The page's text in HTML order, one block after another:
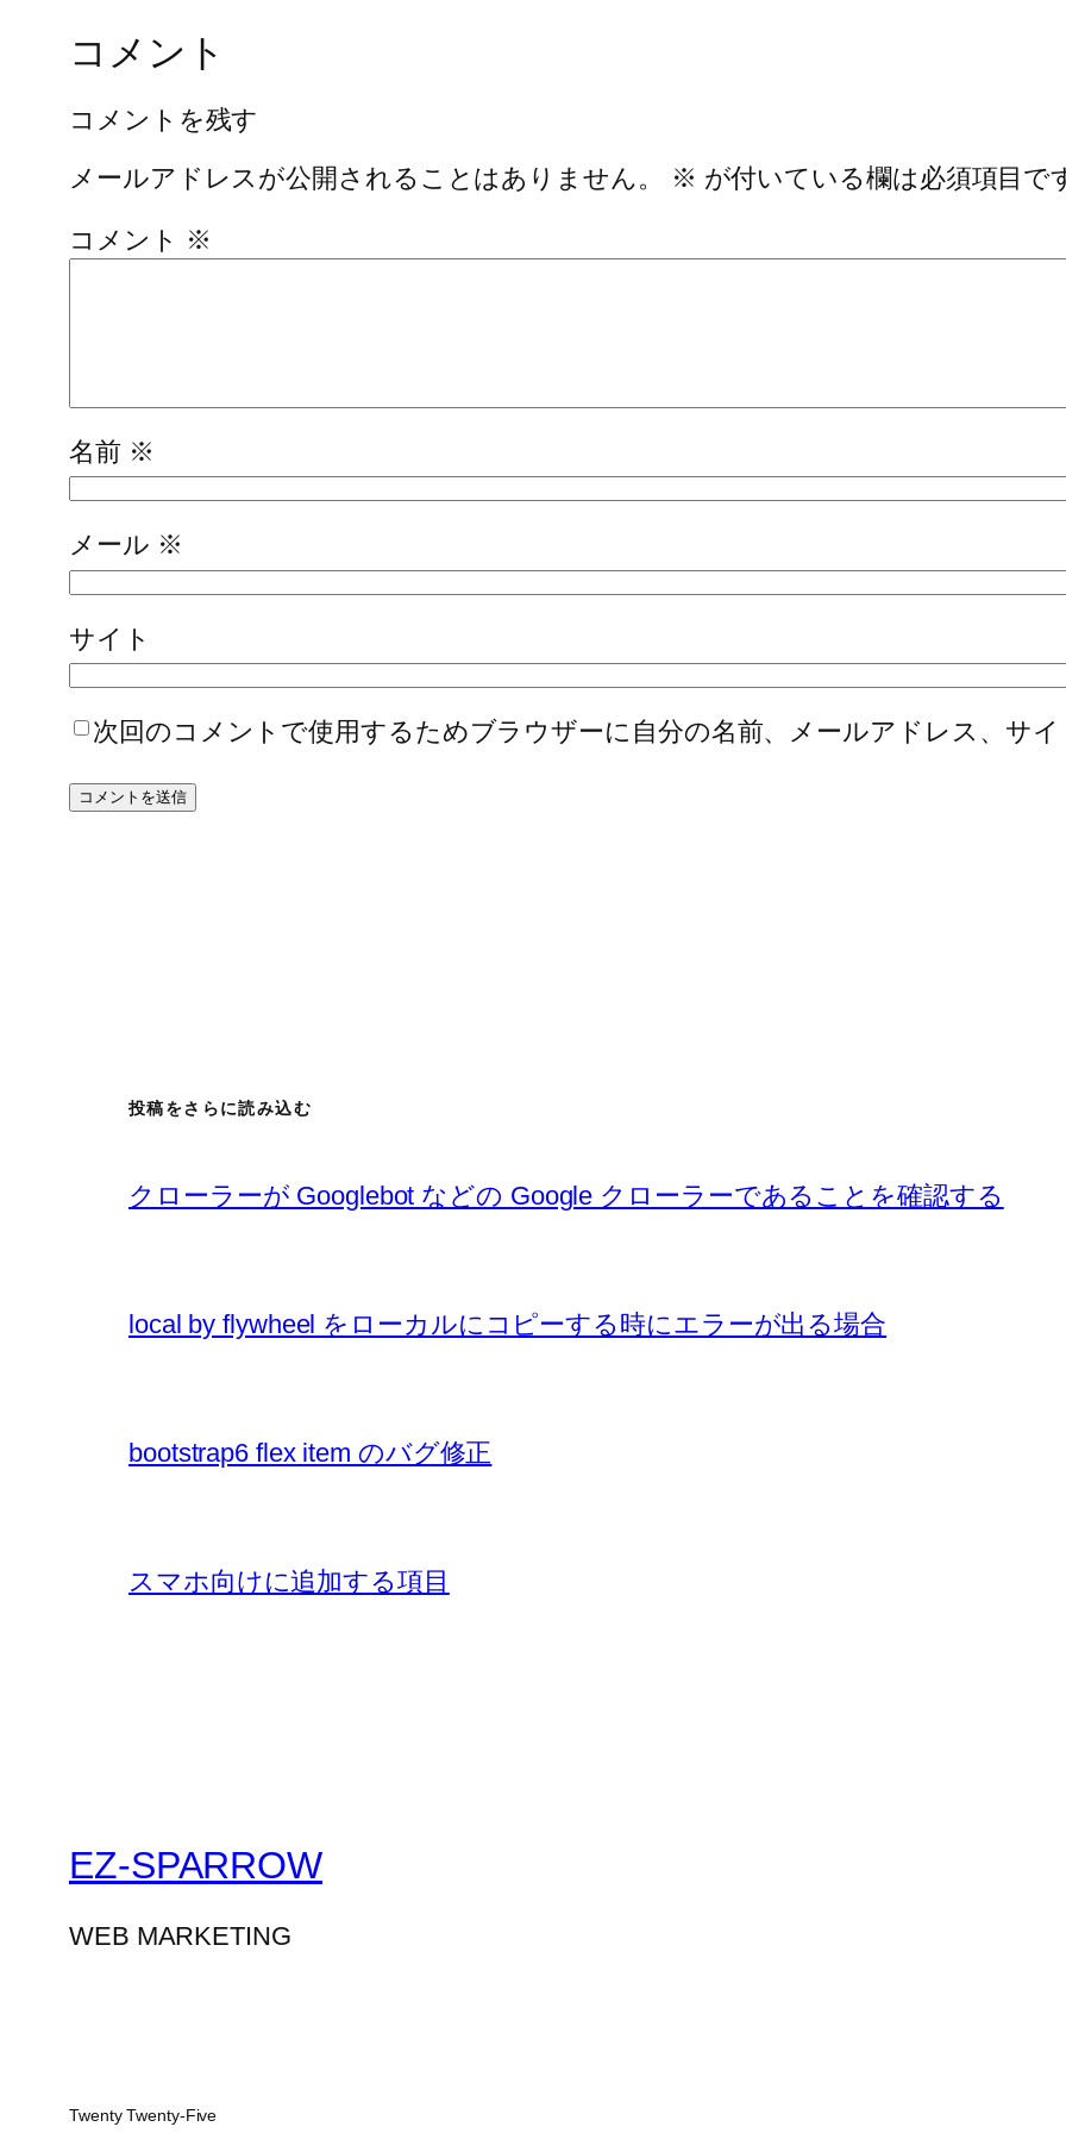
コメント
コメントを残す
メールアドレスが公開されることはありません。
※ が付いている欄は必須項目で
コメント ※
名前 ※
メール ※
サイト
次回のコメントで使用するためブラウザーに自分の名前、メールアドレス、サ
投稿をさらに読み込む
クローラーが Googlebot などの Google クローラーであることを確認する
local by flywheel をローカルにコピーする時にエラーが出る場合
bootstrap6 flex item のバグ修正
スマホ向けに追加する項目
EZ-SPARROW
WEB MARKETING
Twenty Twenty-Five